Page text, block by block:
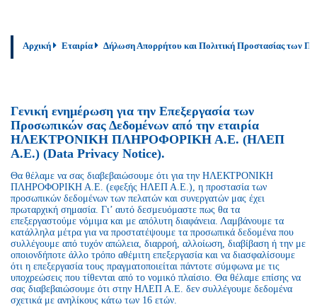
Αρχική Εταιρία Δήλωση Απορρήτου και Πολιτική Προστασίας των
Γενική ενημέρωση για την Επεξεργασία των
Προσωπικών σας Δεδομένων από την εταιρία
ΗΛΕΚΤΡΟΝΙΚΗ ΠΛΗΡΟΦΟΡΙΚΗ Α.Ε. (ΗΛΕΠ
Α.Ε.) (Data Privacy Notice).
Θα θέλαμε να σας διαβεβαιώσουμε ότι για την ΗΛΕΚΤΡΟΝΙΚΗ
ΠΛΗΡΟΦΟΡΙΚΗ Α.Ε. (εφεξής ΗΛΕΠ Α.Ε.), η προστασία των
προσωπικών δεδομένων των πελατών και συνεργατών μας έχει
πρωταρχική σημασία. Γι’ αυτό δεσμευόμαστε πως θα τα
επεξεργαστούμε νόμιμα και με απόλυτη διαφάνεια. Λαμβάνουμε τα
κατάλληλα μέτρα για να προστατέψουμε τα προσωπικά δεδομένα που
συλλέγουμε από τυχόν απώλεια, διαρροή, αλλοίωση, διαβίβαση ή την με
οποιονδήποτε άλλο τρόπο αθέμιτη επεξεργασία και να διασφαλίσουμε
ότι η επεξεργασία τους πραγματοποιείται πάντοτε σύμφωνα με τις
υποχρεώσεις που τίθενται από το νομικό πλαίσιο. Θα θέλαμε επίσης να
σας διαβεβαιώσουμε ότι στην ΗΛΕΠ Α.Ε. δεν συλλέγουμε δεδομένα
σχετικά με ανηλίκους κάτω των 16 ετών.